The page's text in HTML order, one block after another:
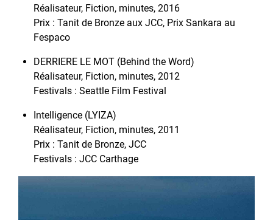
Réalisateur, Fiction, minutes, 2016
Prix : Tanit de Bronze aux JCC, Prix Sankara au
Fespaco
DERRIERE LE MOT (Behind the Word)
Réalisateur, Fiction, minutes, 2012
Festivals : Seattle Film Festival
Intelligence (LYIZA)
Réalisateur, Fiction, minutes, 2011
Prix : Tanit de Bronze, JCC
Festivals : JCC Carthage